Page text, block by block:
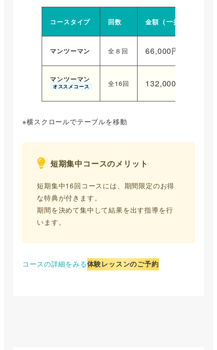
コースタイプ 回数 金額（一括）
マンツーマン 全８回 66,000円
マンツーマン
オススメコース 全16回 132,000円
※横スクロールでテーブルを移動
短期集中コースのメリット
短期集中16回コースには、期間限定のお得
な特典が付きます。
期間を決めて集中して結果を出す指導を行
います。
コースの詳細をみる体験レッスンのご予約